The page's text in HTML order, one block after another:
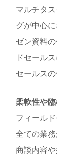
マルチタ
グが中心
ゼン資料
ドセール
セールス
柔軟性や
フィール
全ての業
商談内容